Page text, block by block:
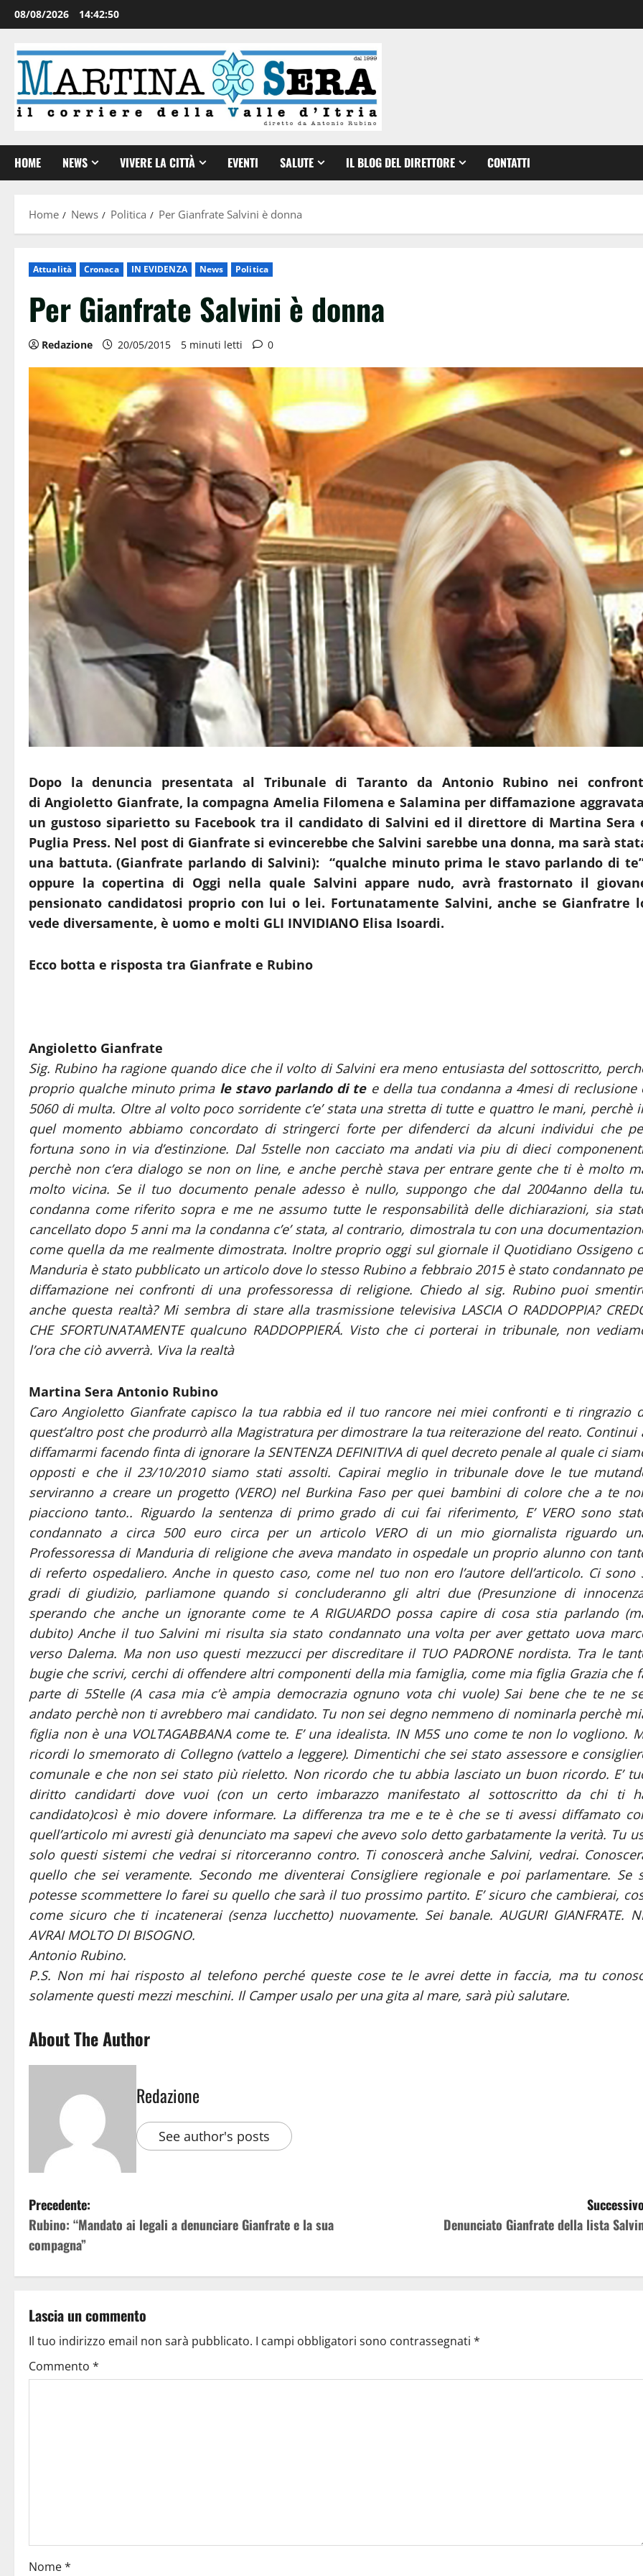
08/08/2026 14:42:51
HOME NEWS VIVERE LA CITTÀ EVENTI SALUTE IL BLOG DEL DIRETTORE CONTATTI
Home News Politica Per Gianfrate Salvini è donna
Attualità Cronaca IN EVIDENZA News Politica
Per Gianfrate Salvini è donna
Redazione 20/05/2015 5 minuti letti 0
Dopo la denuncia presentata al Tribunale di Taranto da Antonio Rubino nei
di Angioletto Gianfrate, la compagna Amelia Filomena e Salamina per diffamazione
un gustoso siparietto su Facebook tra il candidato di Salvini ed il direttore di Martina Sera
Puglia Press. Nel post di Gianfrate si evincerebbe che Salvini sarebbe una donna, ma sarà
una battuta. (Gianfrate parlando di Salvini): “qualche minuto prima le stavo parlando di
oppure la copertina di Oggi nella quale Salvini appare nudo, avrà frastornato il
pensionato candidatosi proprio con lui o lei. Fortunatamente Salvini, anche se Gianfratre
vede diversamente, è uomo e molti GLI INVIDIANO Elisa Isoardi.
Ecco botta e risposta tra Gianfrate e Rubino
Angioletto Gianfrate
Sig. Rubino ha ragione quando dice che il volto di Salvini era meno entusiasta del sottoscritto,
proprio qualche minuto prima le stavo parlando di tee della tua condanna a 4mesi di reclusione
5060 di multa. Oltre al volto poco sorridente c’e’ stata una stretta di tutte e quattro le mani, perchè
quel momento abbiamo concordato di stringerci forte per difenderci da alcuni individui che
fortuna sono in via d’estinzione. Dal 5stelle non cacciato ma andati via piu di dieci
perchè non c’era dialogo se non on line, e anche perchè stava per entrare gente che ti è molto
molto vicina. Se il tuo documento penale adesso è nullo, suppongo che dal 2004anno della
condanna come riferito sopra e me ne assumo tutte le responsabilità delle dichiarazioni, sia
cancellato dopo 5 anni ma la condanna c’e’ stata, al contrario, dimostrala tu con una
come quella da me realmente dimostrata. Inoltre proprio oggi sul giornale il Quotidiano Ossigeno
Manduria è stato pubblicato un articolo dove lo stesso Rubino a febbraio 2015 è stato condannato
diffamazione nei confronti di una professoressa di religione. Chiedo al sig. Rubino puoi
anche questa realtà? Mi sembra di stare alla trasmissione televisiva LASCIA O RADDOPPIA?
CHE SFORTUNATAMENTE qualcuno RADDOPPIERÁ. Visto che ci porterai in tribunale, non
l’ora che ciò avverrà. Viva la realtà
Martina Sera Antonio Rubino
Caro Angioletto Gianfrate capisco la tua rabbia ed il tuo rancore nei miei confronti e ti ringrazio
quest’altro post che produrrò alla Magistratura per dimostrare la tua reiterazione del reato. Continui
diffamarmi facendo finta di ignorare la SENTENZA DEFINITIVA di quel decreto penale al quale ci
opposti e che il 23/10/2010 siamo stati assolti. Capirai meglio in tribunale dove le tue
serviranno a creare un progetto (VERO) nel Burkina Faso per quei bambini di colore che a te
piacciono tanto.. Riguardo la sentenza di primo grado di cui fai riferimento, E’ VERO sono
condannato a circa 500 euro circa per un articolo VERO di un mio giornalista riguardo
Professoressa di Manduria di religione che aveva mandato in ospedale un proprio alunno con
di referto ospedaliero. Anche in questo caso, come nel tuo non ero l’autore dell’articolo. Ci sono
gradi di giudizio, parliamone quando si concluderanno gli altri due (Presunzione di
sperando che anche un ignorante come te A RIGUARDO possa capire di cosa stia parlando
dubito) Anche il tuo Salvini mi risulta sia stato condannato una volta per aver gettato uova
verso Dalema. Ma non uso questi mezzucci per discreditare il TUO PADRONE nordista. Tra le
bugie che scrivi, cerchi di offendere altri componenti della mia famiglia, come mia figlia Grazia che
parte di 5Stelle (A casa mia c’è ampia democrazia ognuno vota chi vuole) Sai bene che te ne
andato perchè non ti avrebbero mai candidato. Tu non sei degno nemmeno di nominarla perchè
figlia non è una VOLTAGABBANA come te. E’ una idealista. IN M5S uno come te non lo vogliono.
ricordi lo smemorato di Collegno (vattelo a leggere). Dimentichi che sei stato assessore e
comunale e che non sei stato più rieletto. Non ricordo che tu abbia lasciato un buon ricordo. E’
diritto candidarti dove vuoi (con un certo imbarazzo manifestato al sottoscritto da chi ti
candidato)così è mio dovere informare. La differenza tra me e te è che se ti avessi diffamato
quell’articolo mi avresti già denunciato ma sapevi che avevo solo detto garbatamente la verità. Tu
solo questi sistemi che vedrai si ritorceranno contro. Ti conoscerà anche Salvini, vedrai.
quello che sei veramente. Secondo me diventerai Consigliere regionale e poi parlamentare. Se
potesse scommettere lo farei su quello che sarà il tuo prossimo partito. E’ sicuro che cambierai,
come sicuro che ti incatenerai (senza lucchetto) nuovamente. Sei banale. AUGURI GIANFRATE.
AVRAI MOLTO DI BISOGNO.
Antonio Rubino.
P.S. Non mi hai risposto al telefono perché queste cose te le avrei dette in faccia, ma tu
solamente questi mezzi meschini. Il Camper usalo per una gita al mare, sarà più salutare.
About The Author
Redazione
See author's posts
Precedente:
Rubino: “Mandato ai legali a denunciare Gianfrate e la sua
compagna”
Denunciato Gianfrate della lista
Lascia un commento
Il tuo indirizzo email non sarà pubblicato. I campi obbligatori sono contrassegnati *
Commento *
Nome*